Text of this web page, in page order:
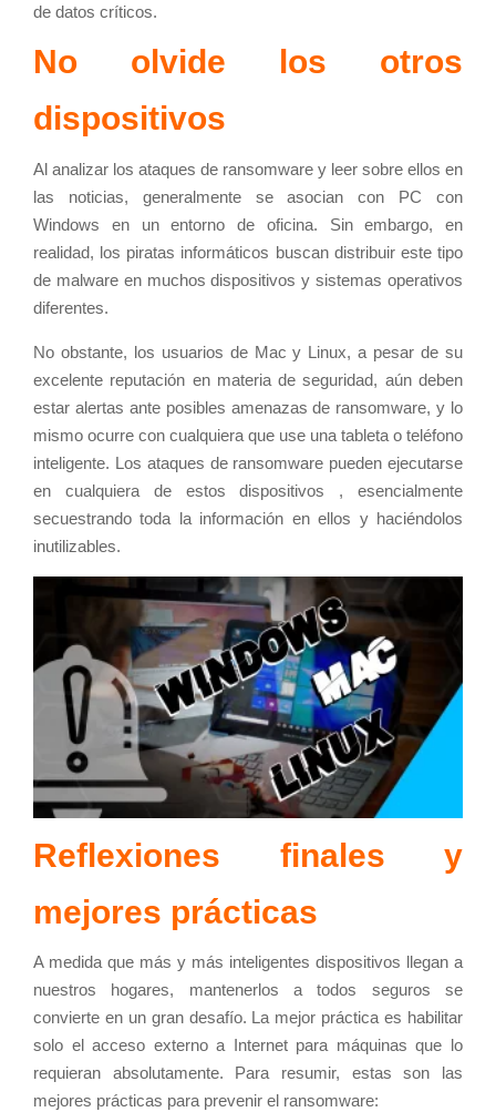
de datos críticos.
No olvide los otros
dispositivos
Al analizar los ataques de ransomware y leer sobre ellos en
las noticias, generalmente se asocian con PC con
Windows en un entorno de oficina. Sin embargo, en
realidad, los piratas informáticos buscan distribuir este tipo
de malware en muchos dispositivos y sistemas operativos
diferentes.
No obstante, los usuarios de Mac y Linux, a pesar de su
excelente reputación en materia de seguridad, aún deben
estar alertas ante posibles amenazas de ransomware, y lo
mismo ocurre con cualquiera que use una tableta o teléfono
inteligente. Los ataques de ransomware pueden ejecutarse
en cualquiera de estos dispositivos , esencialmente
secuestrando toda la información en ellos y haciéndolos
inutilizables.
Reflexiones finales y
mejores prácticas
A medida que más y más inteligentes dispositivos llegan a
nuestros hogares, mantenerlos a todos seguros se
convierte en un gran desafío. La mejor práctica es habilitar
solo el acceso externo a Internet para máquinas que lo
requieran absolutamente. Para resumir, estas son las
mejores prácticas para prevenir el ransomware: